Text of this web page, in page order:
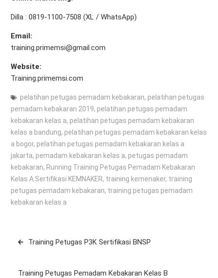
Dilla : 0819-1100-7508 (XL / WhatsApp)
Email:
training.primemsi@gmail.com
Website:
Training.primemsi.com
pelatihan petugas pemadam kebakaran, pelatihan petugas
pemadam kebakaran 2019, pelatihan petugas pemadam
kebakaran kelas a, pelatihan petugas pemadam kebakaran
kelas a bandung, pelatihan petugas pemadam kebakaran kelas
a bogor, pelatihan petugas pemadam kebakaran kelas a
jakarta, pemadam kebakaran kelas a, petugas pemadam
kebakaran, Running Training Petugas Pemadam Kebakaran
Kelas A Sertifikasi KEMNAKER, training kemenaker, training
petugas pemadam kebakaran, training petugas pemadam
kebakaran kelas a
PostTraining Petugas P3K Sertifikasi BNSP
Training Petugas Pemadam Kebakaran Kelas B